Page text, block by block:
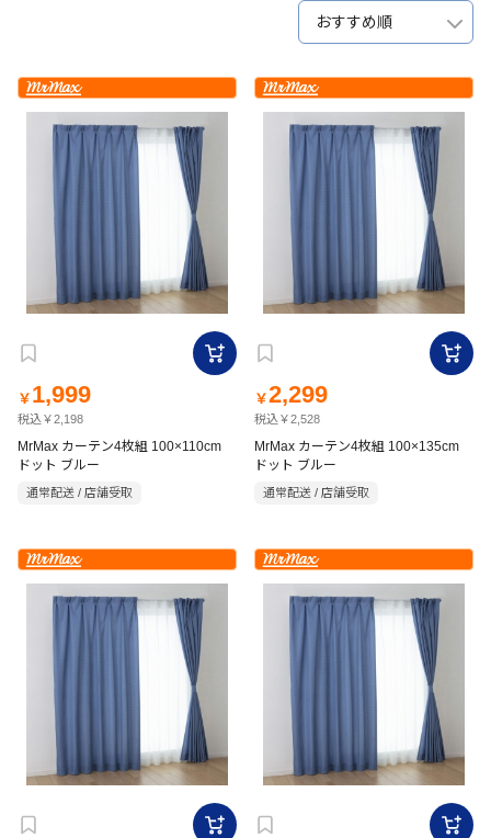
おすすめ順
￥ 1,999
税込￥2,198
MrMax カーテン4枚組 100×110cm
ドット ブルー
通常配送 / 店舗受取
￥2,299
税込￥2,528
MrMax カーテン4枚組 100×135cm
ドット ブルー
通常配送 / 店舗受取